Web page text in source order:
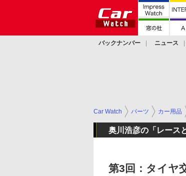
バックナンバー ニュース
Car Watch パーツ カー用品
奥川浩彦の「レース
第3回：タイヤ